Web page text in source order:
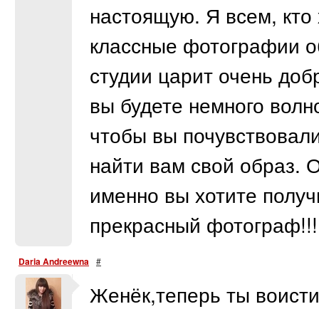
настоящую. Я всем,
классные фотографии
студии царит очень
вы будете немного
чтобы вы
найти вам свой образ.
именно вы хотите
прекрасный
Daria Andreewna #
Женёк,теперь ты